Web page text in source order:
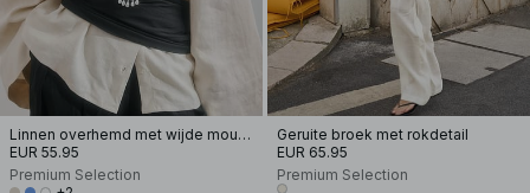
Linnen overhemd met wijde mouwen
EUR 55.95
Premium Selection
Geruite broek met rokdetail
EUR 65.95
Premium Selection